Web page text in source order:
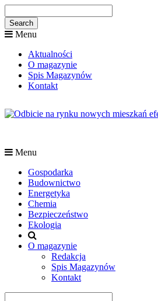
Menu
Aktualności
O magazynie
Spis Magazynów
Kontakt
Menu
Gospodarka
Budownictwo
Energetyka
Chemia
Bezpieczeństwo
Ekologia
O magazynie
Redakcja
Spis Magazynów
Kontakt